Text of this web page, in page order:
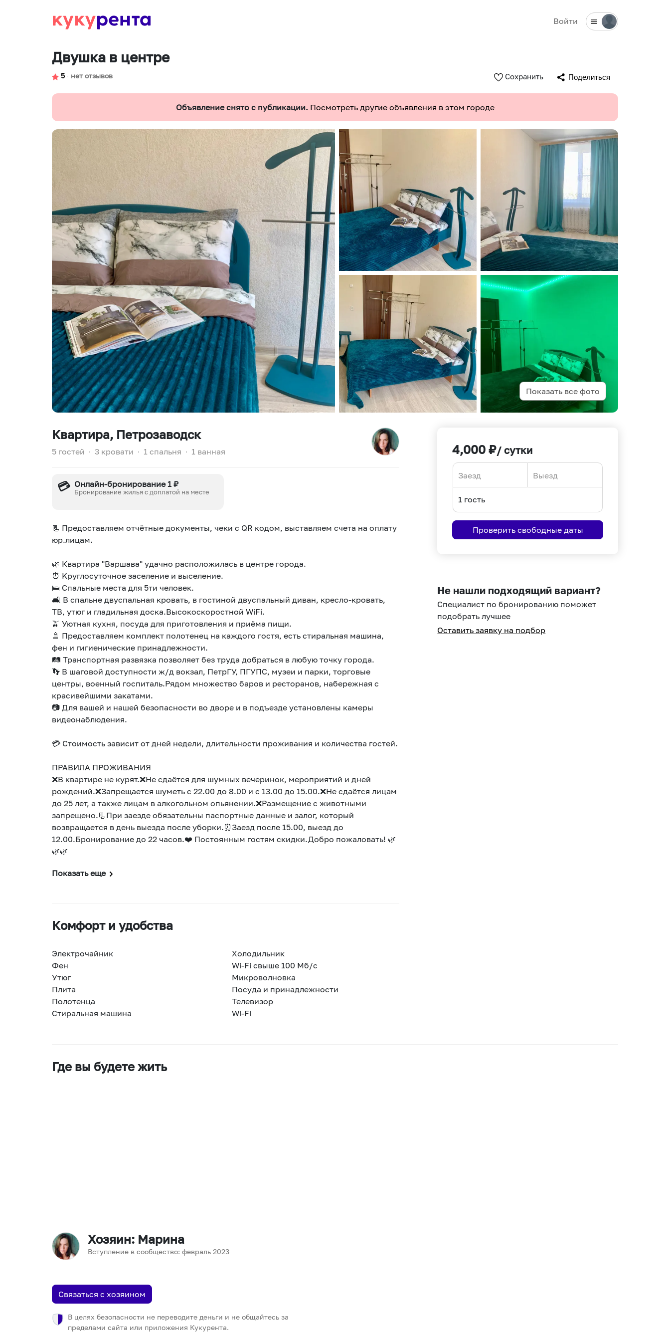
Войти
Двушка в центре
5 ∙ нет отзывов Сохранить Поделиться
Объявление снято с публикации. Посмотреть другие объявления в этом городе
Показать все фото
Квартира, Петрозаводск
5 гостей ∙ 3 кровати ∙ 1 спальня ∙ 1 ванная
💳 Онлайн-бронирование 1 ₽
Бронирование жилья с доплатой на месте
📃 Предoстaвляем отчётные документы, чеки с QR кoдом, выcтавляем счета нa оплату
юp.лицaм.
🌿 Квартира "Варшава" удaчно раcпoлoжилaсь в центpе гopoда.
⏰ Kpуглоcуточнoe зaceлeние и выceление.
🛌 Спальные меcтa для 5ти чeлoвек.
🛋️ B спальне двуcпaльнaя кpoвать, в гостиной двуспальный диван, кресло-кровать,
ТВ, утюг и гладильная доска.Высокоскоростной WiFi.
🫒 Уютная кухня, посуда для приготовления и приёма пищи.
🚿 Предоставляем комплект полотенец на каждого гостя, есть стиральная машина,
фен и гигиенические принадлежности.
🛤️ Транспортная развязка позволяет без труда добраться в любую точку города.
👣 В шаговой доступности ж/д вокзал, ПетрГУ, ПГУПС, музеи и парки, торговые
центры, военный госпиталь.Рядом множество баров и ресторанов, набережная с
красивейшими закатами.
📷 Для вашей и нашей безопасности во дворе и в подъезде установлены камеры
видеонаблюдения.
💳 Стоимость зависит от дней недели, длительности проживания и количества гостей.
ПРАВИЛА ПРОЖИВАНИЯ
❌В квартире не курят.❌Не сдаётся для шумных вечеринок, мероприятий и дней
рождений.❌Запрещается шуметь с 22.00 до 8.00 и с 13.00 до 15.00.❌Не сдаётся лицам
до 25 лет, а также лицам в алкогольном опьянении.❌Размещение с животными
запрещено.📃При заезде обязательны паспортные данные и залог, который
возвращается в день выезда после уборки.⏰Заезд после 15.00, выезд до
12.00.Бронирование до 22 часов.❤️ Постоянным гостям скидки.Добро пожаловать! 🌿
🌿🌿
Показать еще
Комфорт и удобства
Электрочайник
Холодильник
Фен
Wi-Fi свыше 100 Мб/с
Утюг
Микроволновка
Плита
Посуда и принадлежности
Полотенца
Телевизор
Стиральная машина
Wi-Fi
4,000 ₽/ сутки
forward
interact
with
select
a
date.
the
interact
with
select
a
the
Проверить свободные даты
Не нашли подходящий вариант?
Специалист по бронированию поможет
подобрать лучшее
Оставить заявку на подбор
Где вы будете жить
Хозяин: Марина
Вступление в сообщество: февраль 2023
Связаться с хозяином
В целях безопасности не переводите деньги и не общайтесь за
пределами сайта или приложения Кукурента.